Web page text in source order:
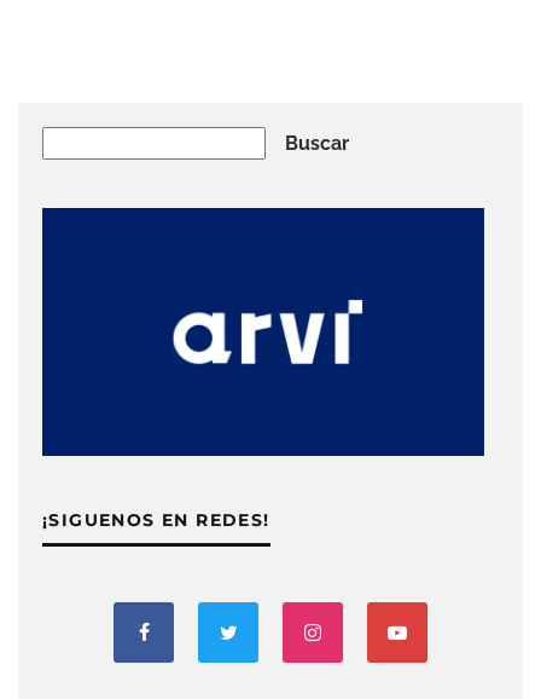
Buscar
¡SIGUENOS EN REDES!